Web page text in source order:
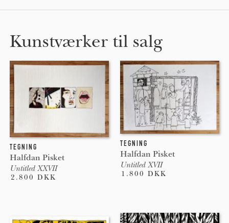
Kunstværker til salg
TEGNING
Halfdan Pisket
Untitled XXVII
2.800 DKK
TEGNING
Halfdan Pisket
Untitled XVII
1.800 DKK